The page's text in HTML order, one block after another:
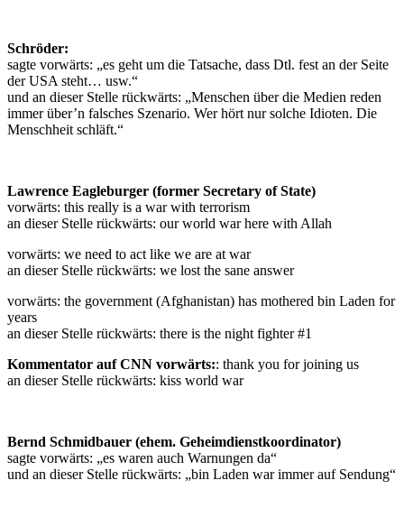
Schröder:
sagte vorwärts: „es geht um die Tatsache, dass Dtl. fest an der Seite
der USA steht… usw.“
und an dieser Stelle rückwärts: „Menschen über die Medien reden
immer über’n falsches Szenario. Wer hört nur solche Idioten. Die
Menschheit schläft.“
Lawrence Eagleburger (former Secretary of State)
vorwärts: this really is a war with terrorism
an dieser Stelle rückwärts: our world war here with Allah
vorwärts: we need to act like we are at war
an dieser Stelle rückwärts: we lost the sane answer
vorwärts: the government (Afghanistan) has mothered bin Laden for
years
an dieser Stelle rückwärts: there is the night fighter #1
Kommentator auf CNN vorwärts:: thank you for joining us
an dieser Stelle rückwärts: kiss world war
Bernd Schmidbauer (ehem. Geheimdienstkoordinator)
sagte vorwärts: „es waren auch Warnungen da“
und an dieser Stelle rückwärts: „bin Laden war immer auf Sendung“